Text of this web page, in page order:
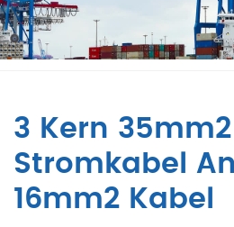
3 Kern 35mm2
Stromkabel
16mm2 Kabel